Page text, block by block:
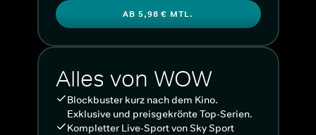
AB 5,98 € MTL.
Alles von WOW
Blockbuster kurz nach dem Kino.
Exklusive und preisgekrönte Top-Serien.
Kompletter Live-Sport von Sky Sport